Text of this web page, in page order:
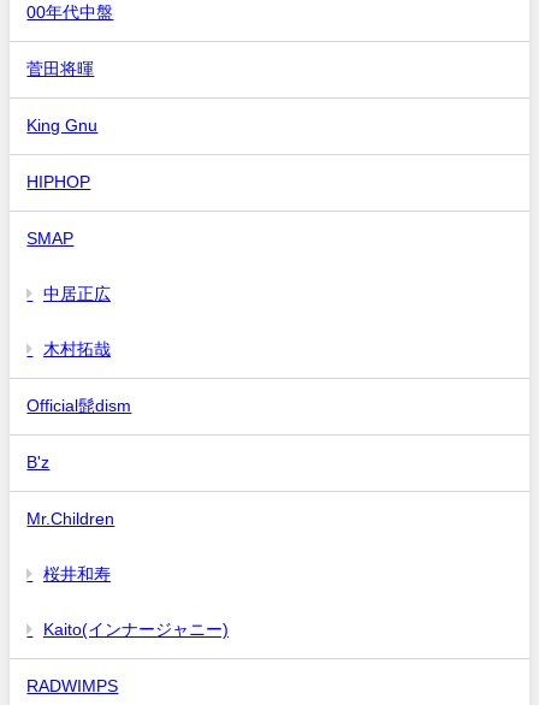
00年代中盤
菅田将暉
King Gnu
HIPHOP
SMAP
中居正広
木村拓哉
Official髭dism
B'z
Mr.Children
桜井和寿
Kaito(インナージャニー)
RADWIMPS